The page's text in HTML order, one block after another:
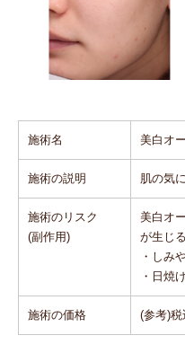
施術名 美白オ
施術の説明 肌の気
施術のリスク
(副作用)
美白オ
が生じ
・しみ
・日焼
施術の価格 (参考)